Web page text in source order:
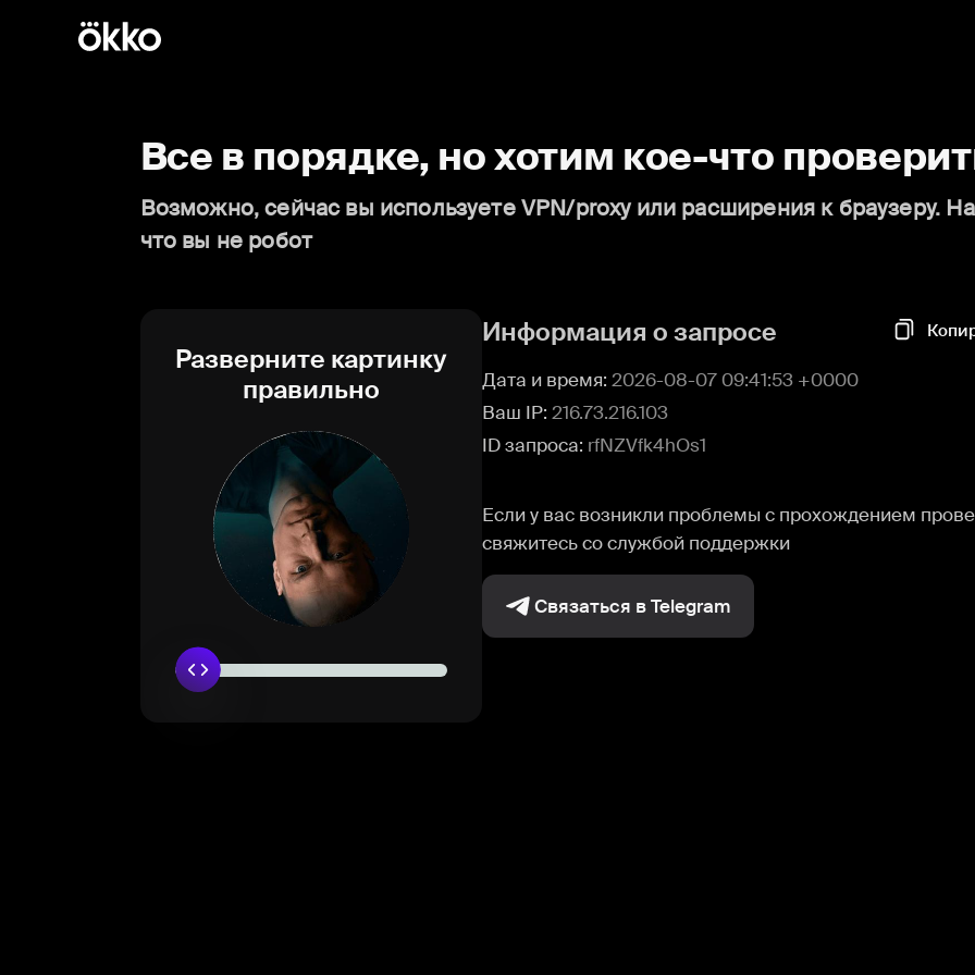
Все в порядке, но хотим кое-что
Возможно, сейчас вы используете VPN/proxy или расширения к браузеру.
что вы не робот
Разверните картинку
правильно
Информация о запросе
Дата и время: 2026-08-07 09:41:53 +0000
Ваш IP: 216.73.216.103
ID запроса: rfNZVfk4hOs1
Если у вас возникли проблемы с прохождением
свяжитесь со службой поддержки
Связаться в Telegram